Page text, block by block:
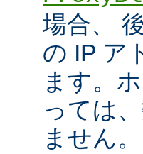
場合、
の IP ア
ます。
っては
ません。